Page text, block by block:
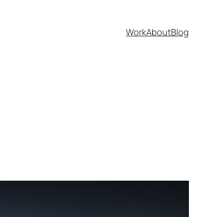
WorkAboutBlog